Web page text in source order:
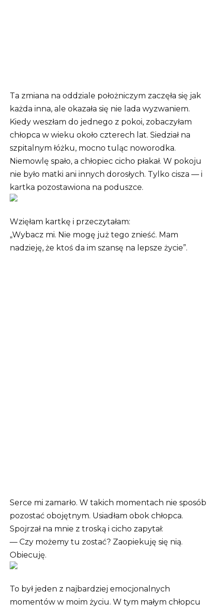
Ta zmiana na oddziale położniczym zaczęła się jak
każda inna, ale okazała się nie lada wyzwaniem.
Kiedy weszłam do jednego z pokoi, zobaczyłam
chłopca w wieku około czterech lat. Siedział na
szpitalnym łóżku, mocno tuląc noworodka.
Niemowlę spało, a chłopiec cicho płakał. W pokoju
nie było matki ani innych dorosłych. Tylko cisza — i
kartka pozostawiona na poduszce.
Wzięłam kartkę i przeczytałam:
„Wybacz mi. Nie mogę już tego znieść. Mam
nadzieję, że ktoś da im szansę na lepsze życie”.
Serce mi zamarło. W takich momentach nie sposób
pozostać obojętnym. Usiadłam obok chłopca.
Spojrzał na mnie z troską i cicho zapytał:
— Czy możemy tu zostać? Zaopiekuję się nią.
Obiecuję.
To był jeden z najbardziej emocjonalnych
momentów w moim życiu. W tym małym chłopcu